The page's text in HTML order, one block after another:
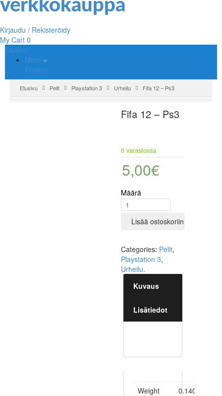
Kirjaudu / Rekisteröidy
My Cart 0
Etusivu
More
Etusivu
Etusivu Pelit Playstation 3 Urheilu Fifa 12 – Ps3
Fifa 12 – Ps3
6 varastossa
5,00€
Määrä
Lisää ostoskoriin
Categories: Pelit,
Playstation 3,
Urheilu.
Kuvaus
Lisätiedot
Weight
0.140 kg